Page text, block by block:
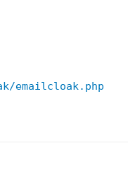
emailcloak.php